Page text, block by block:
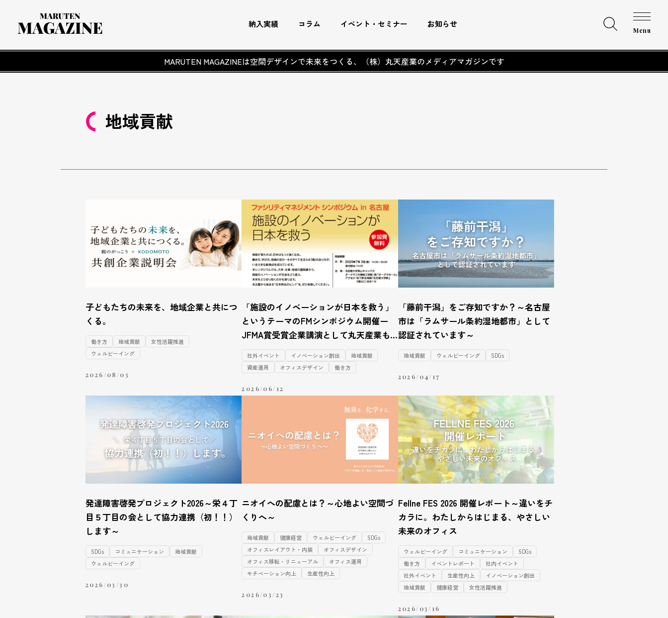
納入実績 コラム イベント・セミナー お知らせ
Menu
MARUTEN MAGAZINEは空間デザインで未来をつくる、 （株）丸天産業のメディアマガジンです
地域貢献
子どもたちの未来を、地域企業と共につ
くる。
働き方 地域貢献
女性活躍推進
ウェルビーイング
2026/08/03
「施設のイノベーションが日本を救う」
というテーマのFMシンポジウム開催ー
JFMA賞受賞企業講演として丸天産業も
社外イベント イノベーション創出
地域貢献
資産運用
オフィスデザイン 働き方
2026/06/12
「藤前干潟」をご存知ですか？～名古屋
市は「ラムサール条約湿地都市」として
認証されています～
地域貢献 ウェルビーイング SDGs
2026/04/17
発達障害啓発プロジェクト2026～栄４丁
目５丁目の会として協力連携（初！！）
します～
SDGs コミュニケーション
地域貢献
ウェルビーイング
2026/03/30
ニオイへの配慮とは？～心地よい空間づ
くりへ～
地域貢献 健康経営 ウェルビーイング
SDGs
オフィスレイアウト・内装
オフィスデザイン
オフィス移転・リニューアル
オフィス運用
モチベーション向上
生産性向上
2026/03/23
Fellne FES 2026 開催レポート～違いをチ
カラに。わたしからはじまる、やさしい
未来のオフィス
ウェルビーイング コミュニケーション
SDGs
働き方
イベントレポート
社内イベント
社外イベント
生産性向上
イノベーション創出
地域貢献
健康経営 女性活躍推進
2026/03/16